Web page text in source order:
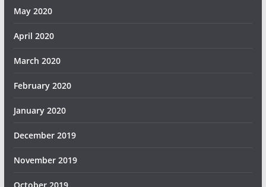
May 2020
April 2020
March 2020
February 2020
January 2020
December 2019
November 2019